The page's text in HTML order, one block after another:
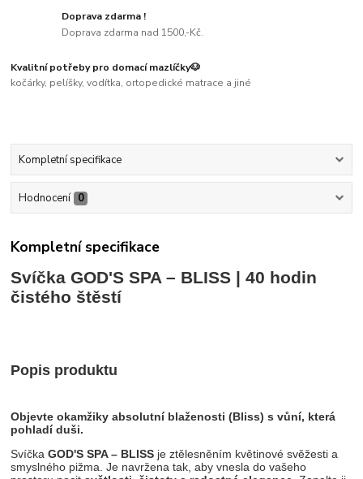
Doprava zdarma !
Doprava zdarma nad 1500,-Kč.
Kvalitní potřeby pro domací mazlíčky🐶
kočárky, pelíšky, vodítka, ortopedické matrace a jiné
Kompletní specifikace
Hodnocení 0
Kompletní specifikace
Svíčka GOD'S SPA – BLISS | 40 hodin
čistého štěstí
Popis produktu
Objevte okamžiky absolutní blaženosti (Bliss) s vůní, která
pohladí duši.
SvíčkaGOD'S SPA – BLISS je ztělesněním květinové svěžesti a
smyslného pižma. Je navržena tak, aby vnesla do vašeho